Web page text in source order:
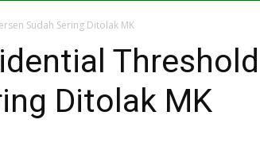
Sudah Sering Ditolak MK
Threshold
Ditolak MK